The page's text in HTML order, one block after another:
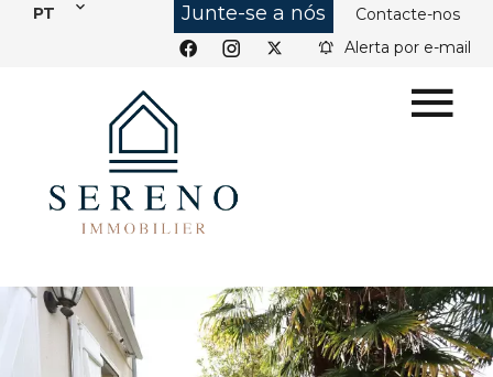
PT Junte-se a nós
Contacte-nos
Alerta por e-mail